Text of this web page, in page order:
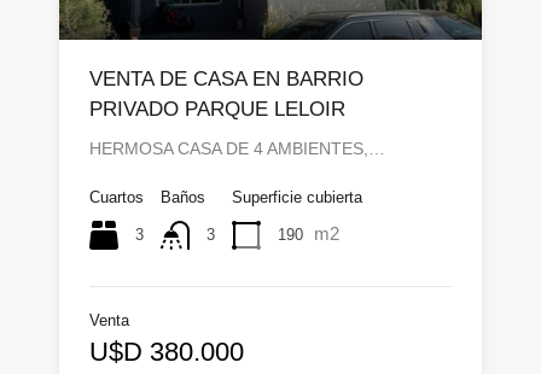
VENTA DE CASA EN BARRIO
PRIVADO PARQUE LELOIR
HERMOSA CASA DE 4 AMBIENTES,…
Cuartos
3
Baños
3
Superficie cubierta
190 m2
Venta
U$D 380.000